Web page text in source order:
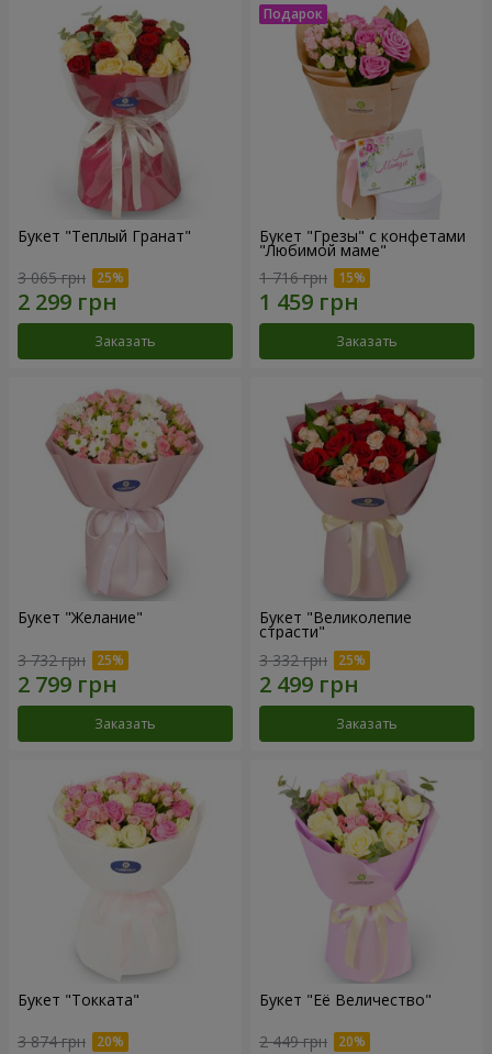
Букет "Теплый Гранат"
3 065 грн
Заказать
Букет "Грезы" с конфетами
"Любимой маме"
1 716 грн
Заказать
Букет "Желание"
3 732 грн
Заказать
Букет "Великолепие
страсти"
3 332 грн
Заказать
Букет "Токката"
3 874 грн
Букет "Её Величество"
2 449 грн